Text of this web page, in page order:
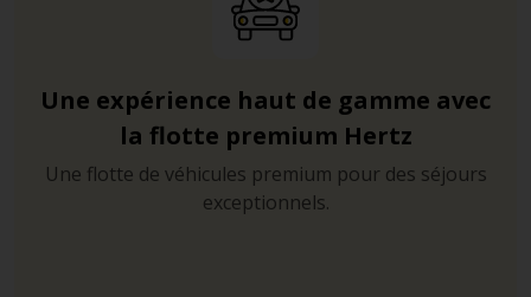
Une expérience haut de gamme avec
la flotte premium Hertz
Une flotte de véhicules premium pour des séjours
exceptionnels.